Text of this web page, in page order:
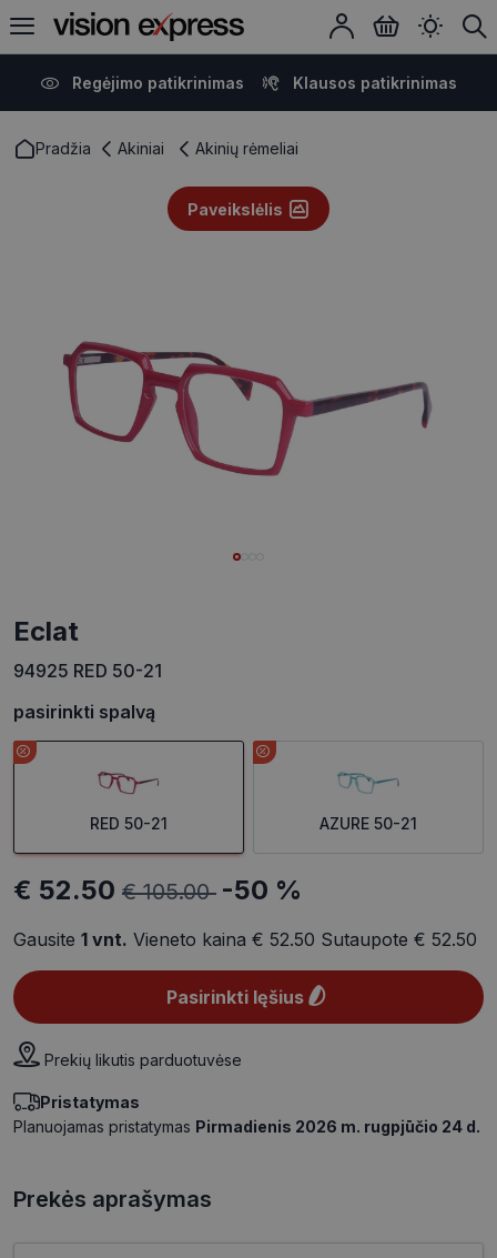
Regėjimo patikrinimas Klausos patikrinimas
Pradžia Akiniai Akinių rėmeliai
Paveikslėlis
eclat
94925 RED 50-21
pasirinkti spalvą
RED 50-21 AZURE 50-21
€ 52.50 € 105.00 -50 %
Gausite 1 vnt. Vieneto kaina € 52.50 Sutaupote € 52.50
Pasirinkti lęšius
Prekių likutis parduotuvėse
Pristatymas
Planuojamas pristatymas Pirmadienis 2026 m. rugpjūčio 24 d.
Prekės aprašymas